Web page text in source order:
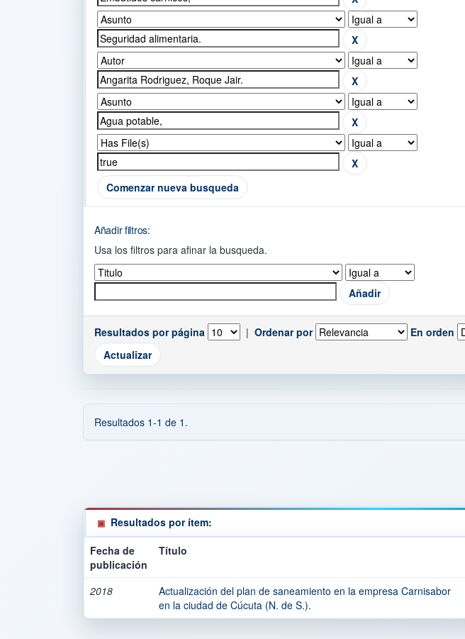
Comenzar nueva busqueda
Añadir filtros:
Usa los filtros para afinar la busqueda.
Resultados por página | Ordenar por En orden
Resultados 1-1 de 1.
Resultados por ítem:
Fecha de
publicación
Título
2018
Actualización del plan de saneamiento en la empresa Carnisabor
en la ciudad de Cúcuta (N. de S.).